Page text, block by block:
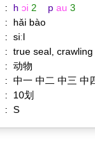
: h ɔi 2 p au 3
:
hǎi bào
: siːl
: true seal, crawling
: 动物
: 中一 中二 中三 中
:
10划
: S